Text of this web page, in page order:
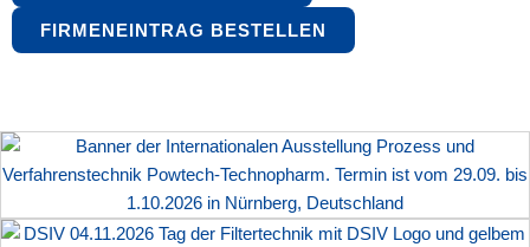
FIRMENEINTRAG BESTELLEN